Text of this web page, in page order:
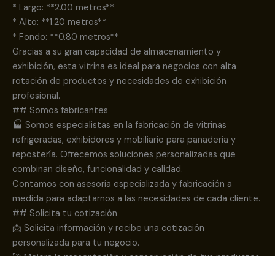
* Largo: **2.00 metros**
* Alto: **1.20 metros**
* Fondo: **0.80 metros**
Gracias a su gran capacidad de almacenamiento y
exhibición, esta vitrina es ideal para negocios con alta
rotación de productos y necesidades de exhibición
profesional.
## Somos fabricantes
🏭 Somos especialistas en la fabricación de vitrinas
refrigeradas, exhibidores y mobiliario para panadería y
repostería. Ofrecemos soluciones personalizadas que
combinan diseño, funcionalidad y calidad.
Contamos con asesoría especializada y fabricación a
medida para adaptarnos a las necesidades de cada cliente.
## Solicita tu cotización
📩 Solicita información y recibe una cotización
personalizada para tu negocio.